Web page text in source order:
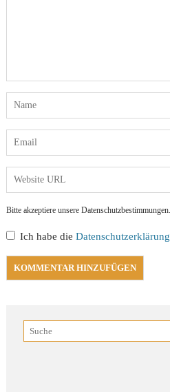
Bitte akzeptiere unsere Datenschutzbestimmungen.
Ich habe dieDatenschutzerklärung